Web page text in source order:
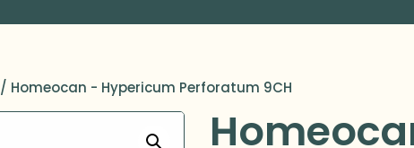
/ Homeocan - Hypericum Perforatum 9CH